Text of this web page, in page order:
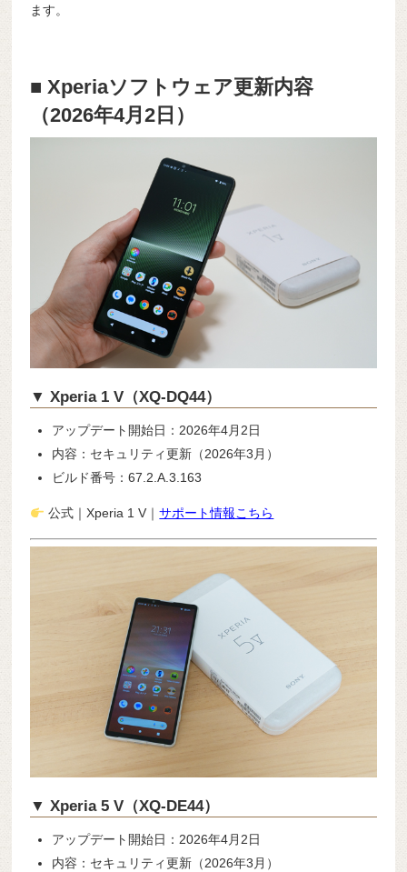
ます。
■ Xperiaソフトウェア更新内容
（2026年4月2日）
▼ Xperia 1 V（XQ-DQ44）
アップデート開始日：2026年4月2日
内容：セキュリティ更新（2026年3月）
ビルド番号：67.2.A.3.163
公式｜Xperia 1 V｜サポート情報こちら
▼ Xperia 5 V（XQ-DE44）
アップデート開始日：2026年4月2日
内容：セキュリティ更新（2026年3月）